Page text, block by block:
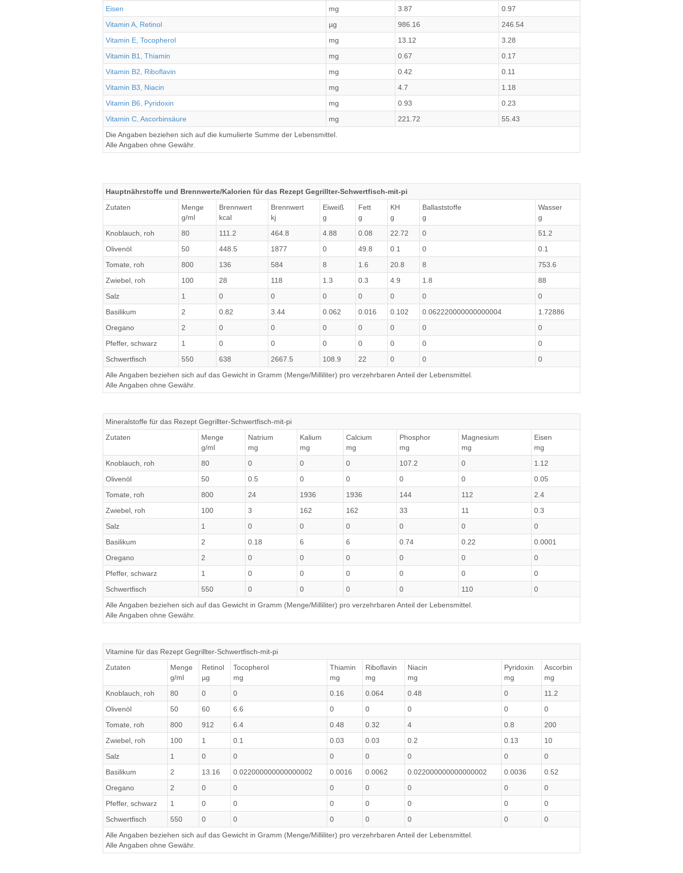
Eisen
mg 3.87
0.97
Vitamin A, Retinol
µg 986.16
246.54
Vitamin E, Tocopherol
mg 13.12
3.28
Vitamin B1, Thiamin
mg 0.67
0.17
Vitamin B2, Riboflavin
mg 0.42
0.11
Vitamin B3, Niacin
mg 4.7
1.18
Vitamin B6, Pyridoxin
mg 0.93
0.23
Vitamin C, Ascorbinsäure
mg 221.72
55.43
Die Angaben beziehen sich auf die kumulierte Summe der Lebensmittel.
Alle Angaben ohne Gewähr.
Hauptnährstoffe und Brennwerte/Kalorien für das Rezept Gegrillter-Schwertfisch-mit-pi
Zutaten
Menge
g/ml
Brennwert
kcal
Brennwert
kj
Eiweiß
g
Fett
g
KH
g
Ballaststoffe
g
Wasser
g
Knoblauch, roh
80 111.2 464.8 4.88 0.08 22.72 0
51.2
Olivenöl
50 448.5 1877 0 49.8 0.1 0
0.1
Tomate, roh
800 136 584 8 1.6 20.8 8
753.6
Zwiebel, roh
100 28 118 1.3 0.3 4.9 1.8
88
Salz
1 0 0 0 0 0 0
0
Basilikum
2 0.82 3.44 0.062 0.016 0.102 0.062220000000000004
1.72886
Oregano
2 0 0 0 0 0 0
0
Pfeffer, schwarz
1 0 0 0 0 0 0
0
Schwertfisch
550 638 2667.5 108.9 22 0 0
0
Alle Angaben beziehen sich auf das Gewicht in Gramm (Menge/Milliliter) pro verzehrbaren Anteil der Lebensmittel.
Alle Angaben ohne Gewähr.
Mineralstoffe für das Rezept Gegrillter-Schwertfisch-mit-pi
Zutaten
Menge
g/ml
Natrium
mg
Kalium
mg
Calcium
mg
Phosphor
mg
Magnesium
mg
Eisen
mg
Knoblauch, roh
80 0 0 0 107.2 0
1.12
Olivenöl
50 0.5 0 0 0 0
0.05
Tomate, roh
800 24 1936 1936 144 112
2.4
Zwiebel, roh
100 3 162 162 33 11
0.3
Salz
1 0 0 0 0 0
0
Basilikum
2 0.18 6 6 0.74 0.22
0.0001
Oregano
2 0 0 0 0 0
0
Pfeffer, schwarz
1 0 0 0 0 0
0
Schwertfisch
550 0 0 0 0 110
0
Alle Angaben beziehen sich auf das Gewicht in Gramm (Menge/Milliliter) pro verzehrbaren Anteil der Lebensmittel.
Alle Angaben ohne Gewähr.
Vitamine für das Rezept Gegrillter-Schwertfisch-mit-pi
Zutaten
Menge
g/ml
Retinol
µg
Tocopherol
mg
Thiamin
mg
Riboflavin
mg
Niacin
mg
Pyridoxin
mg
Ascorbin
mg
Knoblauch, roh
80 0 0 0.16 0.064 0.48 0
11.2
Olivenöl
50 60 6.6 0 0 0 0
0
Tomate, roh
800 912 6.4 0.48 0.32 4 0.8
200
Zwiebel, roh
100 1 0.1 0.03 0.03 0.2 0.13
10
Salz
1 0 0 0 0 0 0
0
Basilikum
2 13.16 0.022000000000000002 0.0016 0.0062 0.022000000000000002 0.0036
0.52
Oregano
2 0 0 0 0 0 0
0
Pfeffer, schwarz
1 0 0 0 0 0 0
0
Schwertfisch
550 0 0 0 0 0 0
0
Alle Angaben beziehen sich auf das Gewicht in Gramm (Menge/Milliliter) pro verzehrbaren Anteil der Lebensmittel.
Alle Angaben ohne Gewähr.